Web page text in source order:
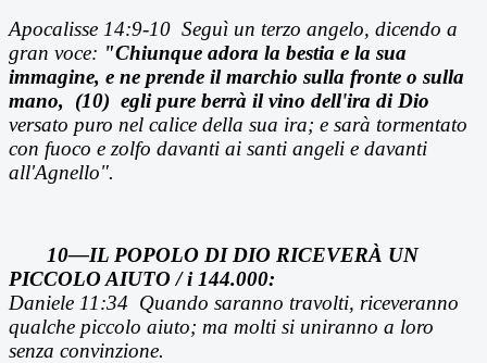
Apocalisse 14:9-10 Seguì un terzo angelo, dicendo a
gran voce: "Chiunque adora la bestia e la sua
immagine, e ne prende il marchio sulla fronte o sulla
mano, (10) egli pure berrà il vino dell'ira di Dio
versato puro nel calice della sua ira; e sarà tormentato
con fuoco e zolfo davanti ai santi angeli e davanti
all'Agnello".
10—IL POPOLO DI DIO RICEVERÀ UN
PICCOLO AIUTO / i144.000:
Daniele 11:34 Quando saranno travolti, riceveranno
qualche piccolo aiuto; ma molti si uniranno a loro
senza convinzione.